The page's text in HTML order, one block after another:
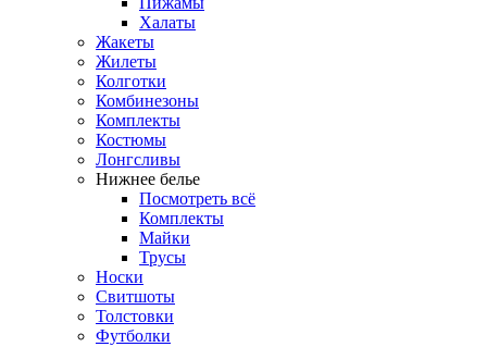
Халаты
Жакеты
Жилеты
Колготки
Комбинезоны
Комплекты
Костюмы
Лонгсливы
Нижнее белье
Посмотреть всё
Комплекты
Майки
Трусы
Носки
Свитшоты
Толстовки
Футболки